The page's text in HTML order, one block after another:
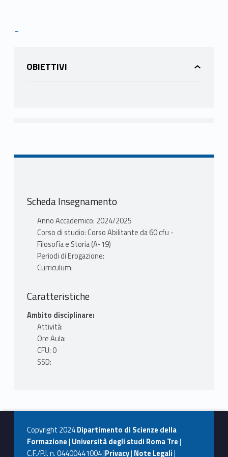
-
OBIETTIVI
Scheda Insegnamento
Anno Accademico: 2024/2025
Corso di studio: Corso Abilitante da 60 cfu -
Filosofia e Storia (A-19)
Periodi di Erogazione:
Curriculum:
Caratteristiche
Ambito disciplinare:
Attività:
Ore Aula:
CFU: 0
SSD:
Copyright 2024Dipartimento di Scienze della
Formazione| Università degli studi Roma Tre|
C.F./P.I. n. 04400441004 |Privacy| Note Legali|